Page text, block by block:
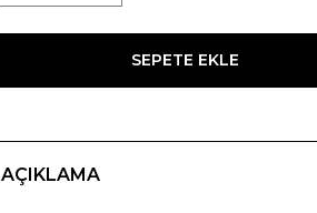
SEPETE EKLE
AÇIKLAMA